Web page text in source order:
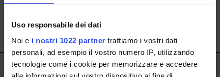
Uso responsabile dei dati
Noi e i nostri 1022 partner trattiamo i vostri dati
personali, ad esempio il vostro numero IP, utilizzando
tecnologie come i cookie per memorizzare e accedere
customerservice@illaccio.it
IL LACCIO